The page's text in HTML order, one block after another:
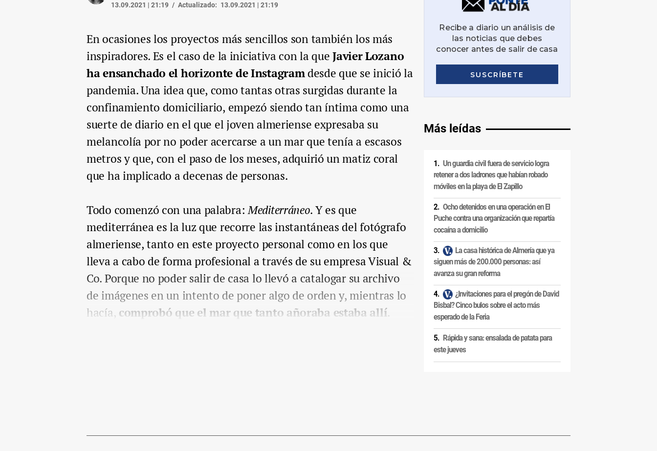
13.09.2021 | 21:19 Actualizado: 13.09.2021 | 21:19
En ocasiones los proyectos más sencillos son también los más
inspiradores. Es el caso de la iniciativa con la queJavier Lozano
ha ensanchado el horizonte de Instagramdesde que se inició la
pandemia. Una idea que, como tantas otras surgidas durante la
confinamiento domiciliario, empezó siendo tan íntima como una
suerte de diario en el que el joven almeriense expresaba su
melancolía por no poder acercarse a un mar que tenía a escasos
metros y que, con el paso de los meses, adquirió un matiz coral
que ha implicado a decenas de personas.
Todo comenzó con una palabra:Mediterráneo. Y es que
mediterránea es la luz que recorre las instantáneas del fotógrafo
almeriense, tanto en este proyecto personal como en los que
lleva a cabo de forma profesional a través de su empresa Visual &
Co. Porque no poder salir de casa lo llevó a catalogar su archivo
de imágenes en un intento de poner algo de orden y, mientras lo
hacía, comprobó que el mar que tanto añoraba estaba allí.
Más leídas
Un guardia civil fuera de servicio logra
retener a dos ladrones que habían robado
móviles en la playa de El Zapillo
Ocho detenidos en una operación en El
Puche contra una organización que repartía
cocaína a domicilio
La casa histórica de Almería que ya
siguen más de 200.000 personas: así
avanza su gran reforma
¿Invitaciones para el pregón de David
Bisbal? Cinco bulos sobre el acto más
esperado de la Feria
Rápida y sana: ensalada de patata para
este jueves